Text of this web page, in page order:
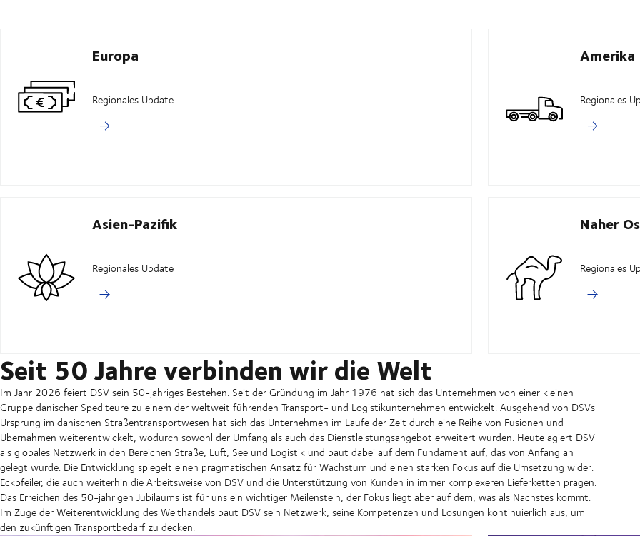
Europa
Regionales Update
Amerika
Regionales
Asien-Pazifik
Regionales Update
Naher
Regionales
Seit 50 Jahre verbinden wir die Welt
Im Jahr 2026 feiert DSV sein 50-jähriges Bestehen. Seit der Gründung im Jahr 1976 hat sich das Unternehmen von einer kleinen
Gruppe dänischer Spediteure zu einem der weltweit führenden Transport- und Logistikunternehmen entwickelt. Ausgehend von DSVs
Ursprung im dänischen Straßentransportwesen hat sich das Unternehmen im Laufe der Zeit durch eine Reihe von Fusionen und
Übernahmen weiterentwickelt, wodurch sowohl der Umfang als auch das Dienstleistungsangebot erweitert wurden. Heute agiert DSV
als globales Netzwerk in den Bereichen Straße, Luft, See und Logistik und baut dabei auf dem Fundament auf, das von Anfang an
gelegt wurde. Die Entwicklung spiegelt einen pragmatischen Ansatz für Wachstum und einen starken Fokus auf die Umsetzung wider.
Eckpfeiler, die auch weiterhin die Arbeitsweise von DSV und die Unterstützung von Kunden in immer komplexeren Lieferketten prägen.
Das Erreichen des 50-jährigen Jubiläums ist für uns ein wichtiger Meilenstein, der Fokus liegt aber auf dem, was als Nächstes kommt.
Im Zuge der Weiterentwicklung des Welthandels baut DSV sein Netzwerk, seine Kompetenzen und Lösungen kontinuierlich aus, um
den zukünftigen Transportbedarf zu decken.